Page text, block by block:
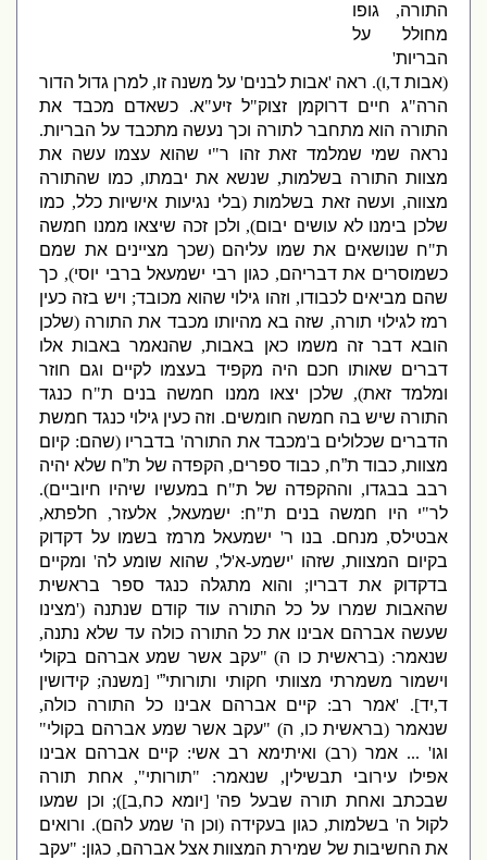
התורה, גופו
מחולל על
הבריות'
אבות ד, ו).ראה'אבות לבנים'על משנה זו,למרן גדול הדור
הרה"ג חיים דרוקמן זצוק"ל זיע"א.כשאדם מכבד את
התורה הוא מתחבר לתורה וכך נעשה מתכבד על הבריות.
נראה שמי שמלמד זאת זהו ר
י שהוא עצמו עשה את
מצוות התורה בשלמות,שנשא את יבמתו,כמו שהתורה
מצווה,ועשה זאת בשלמות(בלי נגיעות אישיות כלל,כמו
שלכן בימנו לא עושים יבום),ולכן זכה שיצאו ממנו חמשה
"ח שנושאים את שמו עליהם(שכך מציינים את שמם
כשמוסרים את דבריהם,כגון רבי ישמעאל ברבי יוסי),כך
שהם מביאים לכבודו,וזהו גילוי שהוא מכובד;ויש בזה כעין
רמז לגילוי תורה,שזה בא מהיותו מכבד את התורה(שלכן
הובא דבר זה משמו כאן באבות,שהנאמר באבות אלו
דברים שאותו חכם היה מקפיד בעצמו לקיים וגם חוזר
ומלמד זאת),שלכן יצאו ממנו חמשה בנים ת "ח כנגד
התורה שיש בה חמשה חומשים.וזה כעין גילוי כנגד חמשת
הדברים שכלולים ב מכבד את התורה'בדבריו(שהם:קיום
מצוות,כבוד ת”ח,כבוד ספרים,הקפדה של ת”ח שלא יהיה
רבב בבגדו,וההקפדה של ת "ח במעשיו שיהיו חיוביים).
לר"י היו חמשה בנים ת "ח:ישמעאל,אלעזר,חלפתא,
אבטילס,מנחם.בנו ר 'ישמעאל מרמז בשמו על דקדוק
בקיום המצוות,שזהו'ישמע-א'ל',שהוא שומע לה'ומקיים
בדקדוק את דבריו;והוא מתגלה כנגד ספר בראשית
שהאבות שמרו על כל התורה עוד קודם שנתנה(' מצינו
שעשה אברהם אבינו את כל התורה כולה עד שלא נתנה,
שנאמר: (בראשית כו ה ) "עקב אשר שמע אברהם בקולי
וישמור משמרתי מצוותי חקותי ותורותי”' [משנה;קידושין
יד]. 'אמררב:קיים אברהם אבינו כל התורה כולה,
שנאמר(בראשית כו ,ה ) "עקב אשר שמע אברהם בקולי"
' ...אמר(רב)ואיתימארב אשי:קיים אברהם אבינו
אפילו עירובי תבשילין,שנאמר: " תורותי",אחת תורה
שבכתב ואחת תורה שבעל פה' [יומא כח,ב]);וכן שמעו
לקול ה 'בשלמות,כגון בעקידה(וכן ה 'שמע להם).ורואים
את החשיבות של שמירת המצוות אצל אברהם,כגון: "עקב